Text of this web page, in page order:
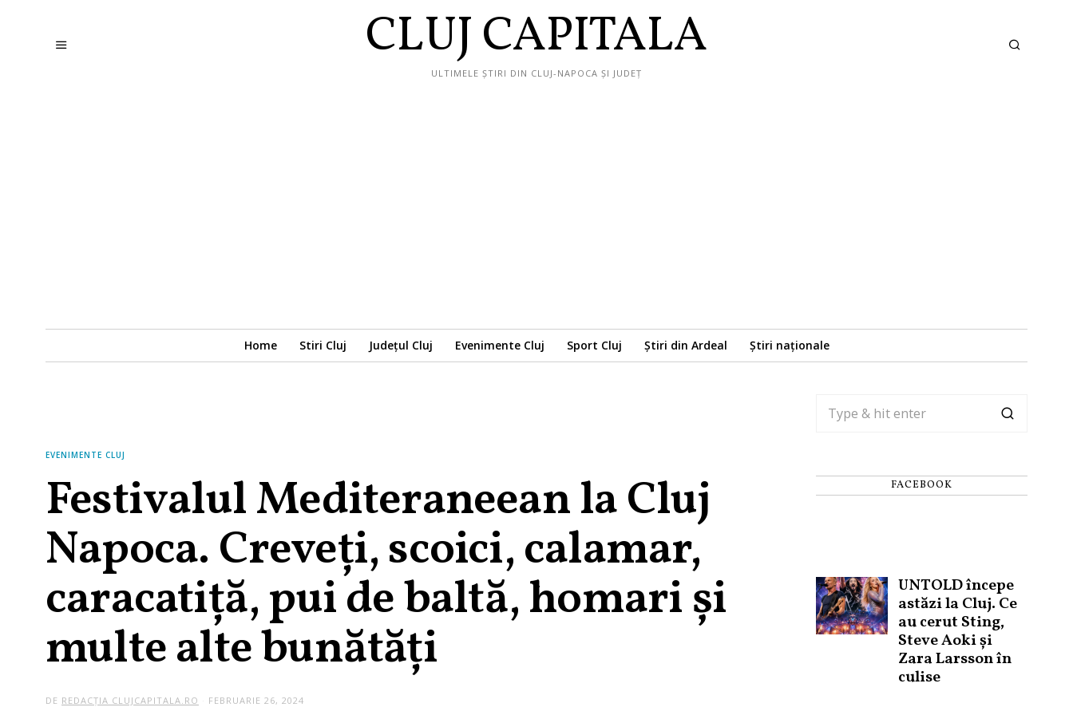
CLUJ CAPITALA
ULTIMELE ȘTIRI DIN CLUJ-NAPOCA ȘI JUDEȚ
Home Stiri Cluj Județul Cluj Evenimente Cluj Sport Cluj Știri din Ardeal Știri naționale
EVENIMENTE CLUJ
Festivalul Mediteraneean la Cluj
Napoca. Creveți, scoici, calamar,
caracatiţă, pui de baltă, homari și
multe alte bunătăți
DE REDACȚIA CLUJCAPITALA.RO FEBRUARIE 26, 2024
FACEBOOK
UNTOLD începe
astăzi la Cluj. Ce
au cerut Sting,
Steve Aoki și
Zara Larsson în
culise